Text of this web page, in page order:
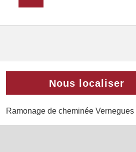
Nous localiser
Ramonage de cheminée Vernegues